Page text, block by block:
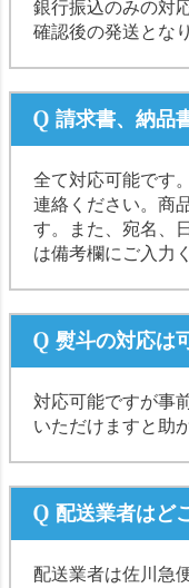
銀行振込のみの対
確認後の発送とな
請求書、納品
全て対応可能です
連絡ください。商
す。また、宛名、
は備考欄にご入力
熨斗の対応は
対応可能ですが事
いただけますと助
配送業者はど
配送業者は佐川急